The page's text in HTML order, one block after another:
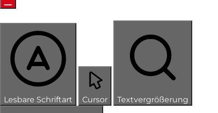
Lesbare Schriftart Cursor Textvergrößerung